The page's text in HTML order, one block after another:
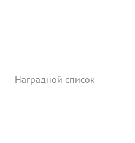
Наградной список